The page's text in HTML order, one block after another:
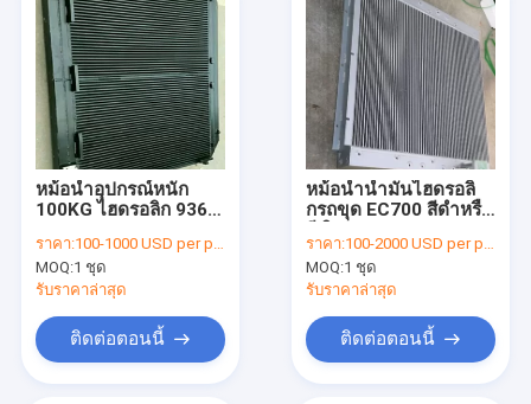
หม้อน้ำอุปกรณ์หนัก
100KG ไฮดรอลิก 936D
Parts
ราคา:100-1000 USD per piece
MOQ:1 ชุด
รับราคาล่าสุด
ติดต่อตอนนี้
หม้อน้ำน้ำมันไฮดรอลิ
กรถขุด EC700 สีดำหรือ
ราคา:100-2000 USD per piece
MOQ:1 ชุด
รับราคาล่าสุด
ติดต่อตอนนี้